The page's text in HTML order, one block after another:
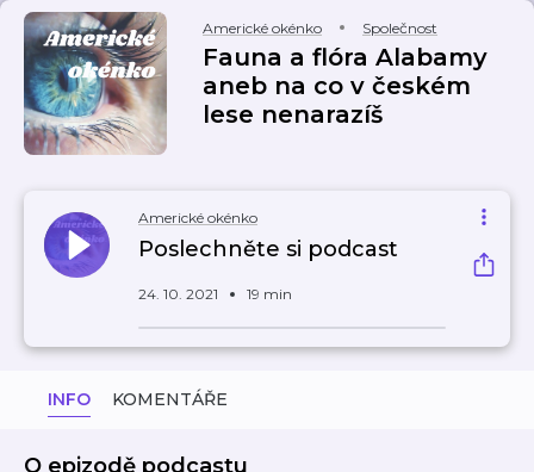
Americké okénko Společnost
Fauna a flóra Alabamy
aneb na co v českém
lese nenarazíš
Americké okénko
Poslechněte si podcast
24. 10. 2021 19 min
INFO KOMENTÁŘE
O epizodě podcastu